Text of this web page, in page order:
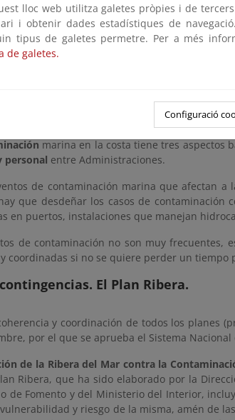
disfrutar de un medio ambiente adecuado para
la utilización racional de todos los recursos
marina en la costa tiene tres aspectos
personal entre Administraciones.
de contaminación marina que afectan
que desdeñar los casos de
en puertos, instalaciones que manejan
de contaminación no son muy frecuentes,
coordinadas si no se quiere perder un tiempo
El Plan Ribera.
y coordinación de todos los planes
por el que se aprueba el Sistema
de la Ribera del Mar contra la
Ribera, que ha sido elaborado por la
de Fomento y del Ministerio del Interior,
y riesgo de la misma, amén de
lloc web utilitza galetes pròpies i de
i obtenir dades estadístiques de
tipus de galetes permetre. Per a més
de galetes.
Configuració